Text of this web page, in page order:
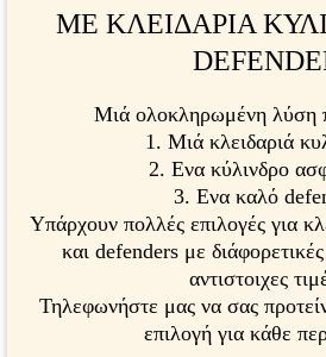
ΜΕ ΚΛΕΙΔΑΡΙΑ
Μιά ολοκληρωμένη λύση
1. Μιά κλειδαριά
2. Ενα κύλινδρο
3. Ενα καλό
Υπάρχουν πολλές επιλογές για
και defenders με
αντιστοιχες
Τηλεφωνήστε μας να σας
επιλογή για κάθε